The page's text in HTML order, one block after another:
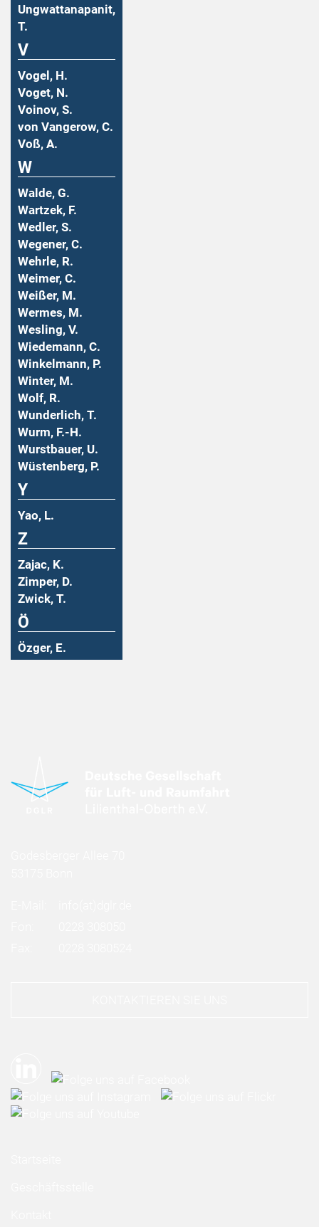
Ungwattanapanit,
T.
V
Vogel, H.
Voget, N.
Voinov, S.
von Vangerow, C.
Voß, A.
W
Walde, G.
Wartzek, F.
Wedler, S.
Wegener, C.
Wehrle, R.
Weimer, C.
Weißer, M.
Wermes, M.
Wesling, V.
Wiedemann, C.
Winkelmann, P.
Winter, M.
Wolf, R.
Wunderlich, T.
Wurm, F.-H.
Wurstbauer, U.
Wüstenberg, P.
Y
Yao, L.
Z
Zajac, K.
Zimper, D.
Zwick, T.
Ö
Özger, E.